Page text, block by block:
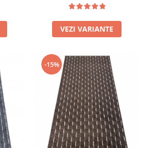
VEZI VARIANTE
-15%